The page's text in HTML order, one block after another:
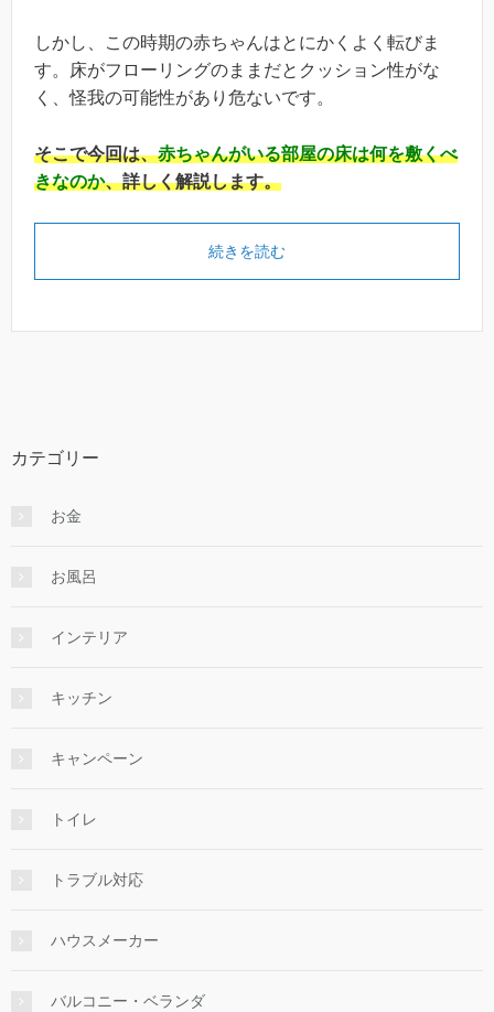
しかし、この時期の赤ちゃんはとにかくよく転びま
す。床がフローリングのままだとクッション性がな
く、怪我の可能性があり危ないです。
そこで今回は、赤ちゃんがいる部屋の床は何を敷くべ
きなのか、詳しく解説します。
続きを読む
カテゴリー
お金
お風呂
インテリア
キッチン
キャンペーン
トイレ
トラブル対応
ハウスメーカー
バルコニー・ベランダ